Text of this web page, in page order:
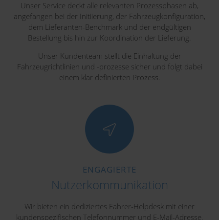
Unser Service deckt alle relevanten Prozessphasen ab,
angefangen bei der Initiierung, der Fahrzeugkonfiguration,
dem Lieferanten-Benchmark und der endgültigen
Bestellung bis hin zur Koordination der Lieferung.
Unser Kundenteam stellt die Einhaltung der
Fahrzeugrichtlinien und -prozesse sicher und folgt dabei
einem klar definierten Prozess.
ENGAGIERTE
Nutzerkommunikation
Wir bieten ein dediziertes Fahrer-Helpdesk mit einer
kundenspezifischen Telefonnummer und E-Mail-Adresse.